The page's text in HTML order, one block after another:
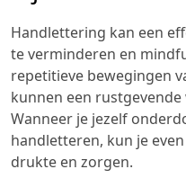
Handlettering kan een
te verminderen en
repetitieve bewegingen
kunnen een
Wanneer je jezelf
handletteren, kun je
drukte en zorgen.